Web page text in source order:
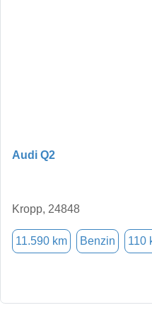
Audi Q2
Kropp, 24848
11.590 km Benzin 110